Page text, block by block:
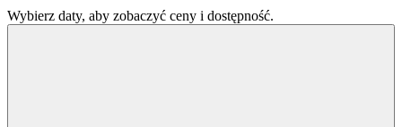
Wybierz daty, aby zobaczyć ceny i dostępność.